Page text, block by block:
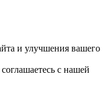
и улучшения вашего
с нашей